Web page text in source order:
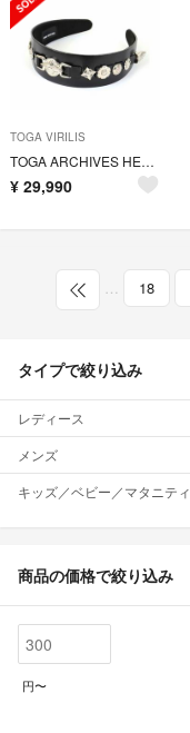
TOGA VIRILIS
TOGA ARCHIVES HEADBAND 2 カチューシャ ヘアバンドトーガ
¥ 29,990
… 18
タイプで絞り込み
レディース
メンズ
キッズ／ベビー／マタニティ
商品の価格で絞り込み
円〜